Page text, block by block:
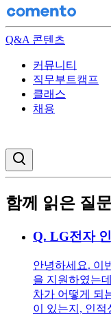
Q&A 콘텐츠
커뮤니티
직무부트캠프
클래스
채용
함께 읽은 질
Q. LG전자
안녕하세요. 이
을 지원하였는
차가 어떻게 되
이 있는지, 인